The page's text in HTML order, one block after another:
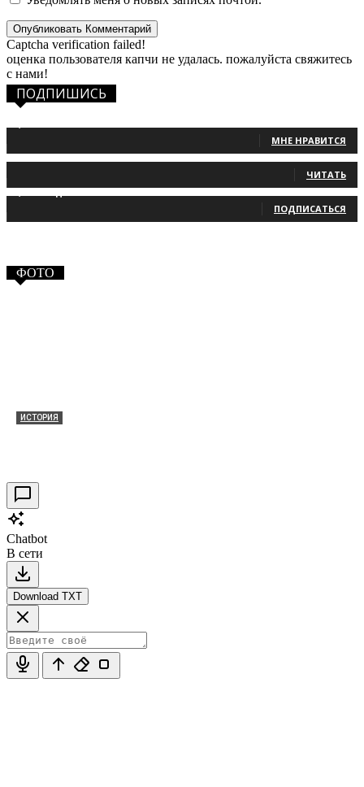
Captcha verification failed!
оценка пользователя капчи не удалась. пожалуйста свяжитесь
с нами!
ПОДПИШИСЬ
МНЕ НРАВИТСЯ
ЧИТАТЬ
ПОДПИСАТЬСЯ
ФОТО
ИСТОРИЯ
Chatbot
В сети
Download TXT